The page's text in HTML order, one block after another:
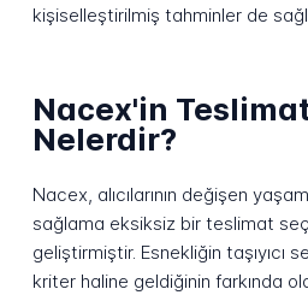
kişiselleştirilmiş tahminler de
Nacex'in
Nelerdir?
Nacex, alıcılarının değişen
sağlama eksiksiz bir teslimat
geliştirmiştir. Esnekliğin taşıyıcı
kriter haline geldiğinin farkında